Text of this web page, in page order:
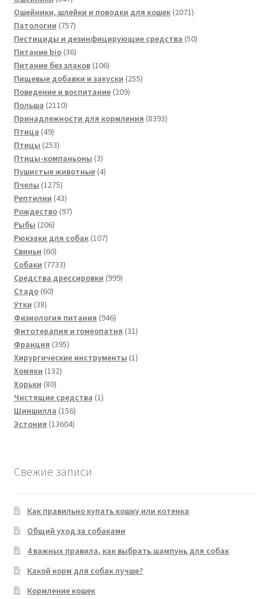
товаров
Ошейники, шлейки и поводки для кошек 20712071
Патологии 757757
товаров
Пестициды и дезинфицирующие средства 5050
Питание bio 3636
товаров
Питание без злаков 106106
товаров
Пищевые добавки и закуски 255255
Поведение и воспитание 209209
Польша 21102110
товаров
Принадлежности для кормления 83938393
Птица 4949
товаров
Птицы 253253
товара
Птицы-компаньоны 33
товара
Пушистые животные 44
Пчелы 12751275
товаров
Рептилии 4343
товара
Рождество 9797
Рыбы 206206
товаров
Рюкзаки для собак 107107
Свиньи 6060
товаров
Собаки 77337733
товара
Средства дрессировки 999999
Стадо 6060
Утки 3838
товаров
Физиология питания 946946
товаров
Фитотерапия и гомеопатия 3131
Франция 395395
товаров
Хирургические инструменты 11
Хомяки 132132
Хорьки 8080
товаров
Чистящие средства 11
Шиншилла 156156
товаров
Эстония 1360413604
Свежие записи
Как правильно купать кошку или котенка
Общий уход за собаками
4 важных правила, как выбрать шампунь для собак
Какой корм для собак лучше?
Кормление кошек